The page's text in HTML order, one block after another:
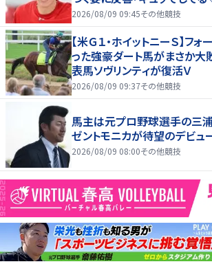
ぉ！」
2026/08/09 09:45その他競技
【米Ｇ１・ホイットニーＳ】フ
った強豪ダート馬がまさか
表馬ソヴリンティが復活Ｖ
2026/08/09 09:37その他競技
馬主は元プロ野球選手の三
ゼントモニカが待望のデビュ
2026/08/09 08:00その他競技